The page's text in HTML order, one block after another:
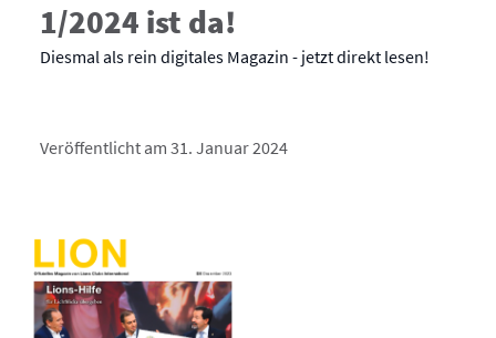
1/2024 ist da!
Diesmal als rein digitales Magazin - jetzt direkt lesen!
Veröffentlicht am 31. Januar 2024